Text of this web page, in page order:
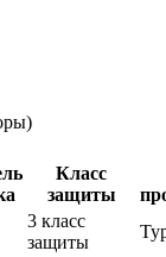
Класс
защиты
3 класс
защиты